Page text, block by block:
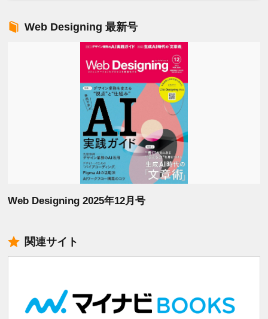
Web Designing 最新号
Web Designing 2025年12月号
関連サイト